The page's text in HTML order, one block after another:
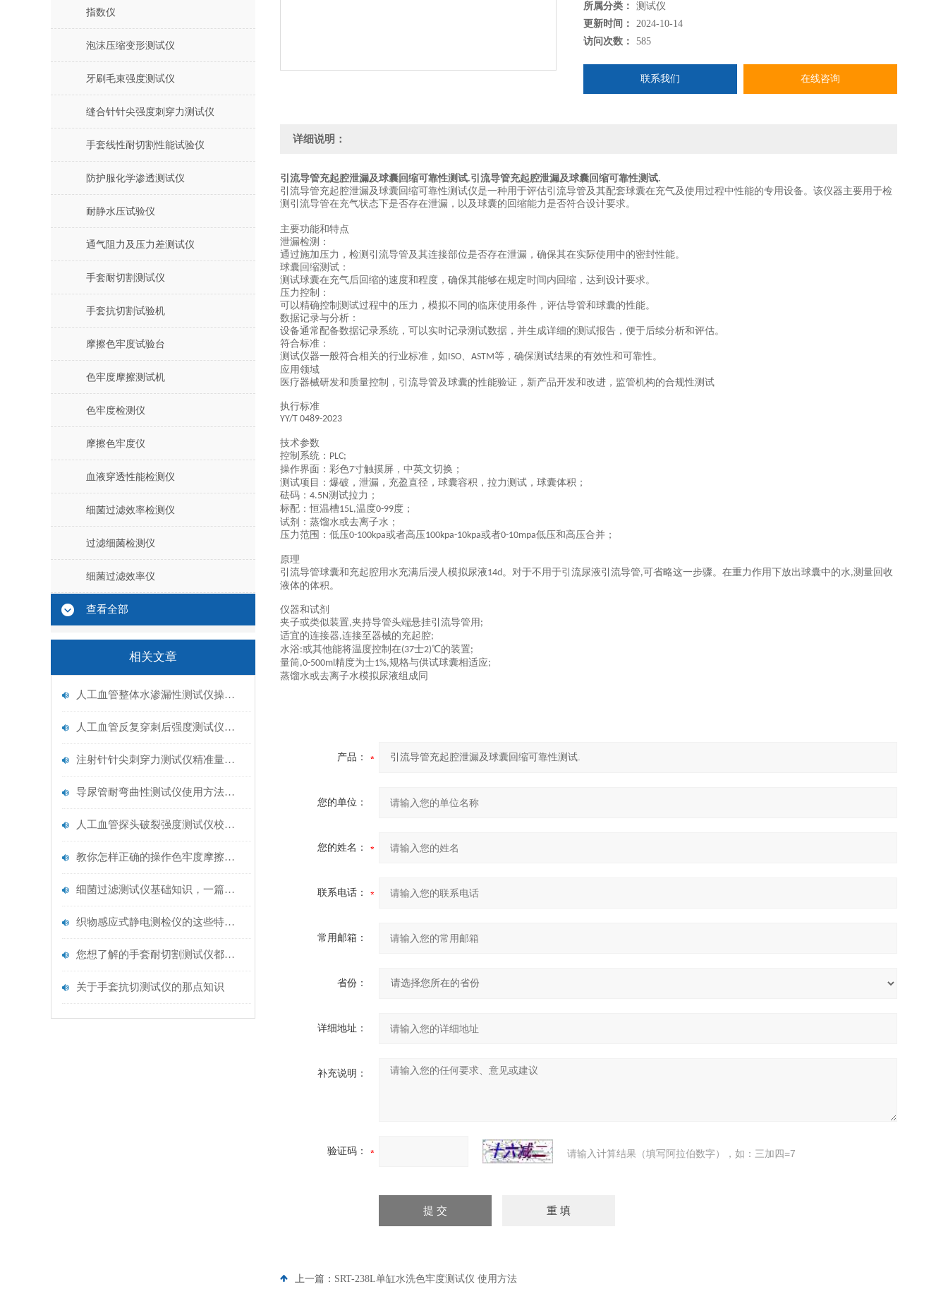
指数仪
泡沫压缩变形测试仪
牙刷毛束强度测试仪
缝合针针尖强度刺穿力测试仪
手套线性耐切割性能试验仪
防护服化学渗透测试仪
耐静水压试验仪
通气阻力及压力差测试仪
手套耐切割测试仪
手套抗切割试验机
摩擦色牢度试验台
色牢度摩擦测试机
色牢度检测仪
摩擦色牢度仪
血液穿透性能检测仪
细菌过滤效率检测仪
过滤细菌检测仪
细菌过滤效率仪
查看全部
相关文章
人工血管整体水渗漏性测试仪操作中最容易出错的步骤
人工血管反复穿刺后强度测试仪是什么？透析患者的“生命管“质量靠它把关！
注射针针尖刺穿力测试仪精准量化针尖锋利度，构筑临床安全防线
导尿管耐弯曲性测试仪使用方法与操作规范
人工血管探头破裂强度测试仪校准规范：精准赋能医疗安全的技术基准
教你怎样正确的操作色牢度摩擦测试机
细菌过滤测试仪基础知识，一篇搞定
织物感应式静电测检仪的这些特点很少有人都知道
您想了解的手套耐切割测试仪都在这里了
关于手套抗切测试仪的那点知识
所属分类：
测试仪
更新时间：
2024-10-14
访问次数：
585
联系我们 在线咨询
详细说明：
引流导管充起腔泄漏及球囊回缩可靠性测试.引流导管充起腔泄漏及球囊回缩可靠性测试.
引流导管充起腔泄漏及球囊回缩可靠性测试仪是一种用于评估引流导管及其配套球囊在充气及使用过程中性能的专用设备。该仪器主要用于检
测引流导管在充气状态下是否存在泄漏，以及球囊的回缩能力是否符合设计要求。
主要功能和特点
泄漏检测：
通过施加压力，检测引流导管及其连接部位是否存在泄漏，确保其在实际使用中的密封性能。
球囊回缩测试：
测试球囊在充气后回缩的速度和程度，确保其能够在规定时间内回缩，达到设计要求。
压力控制：
可以精确控制测试过程中的压力，模拟不同的临床使用条件，评估导管和球囊的性能。
数据记录与分析：
设备通常配备数据记录系统，可以实时记录测试数据，并生成详细的测试报告，便于后续分析和评估。
符合标准：
测试仪器一般符合相关的行业标准，如ISO、 ASTM等，确保测试结果的有效性和可靠性。
应用领域
医疗器械研发和质量控制 ， 引流导管及球囊的性能验证 ， 新产品开发和改进 ， 监管机构的合规性测试
执行标准
YY/T 0489-2023
技术参数
控制系统： PLC;
操作界面：彩色7寸触摸屏，中英文切换；
测试项目：爆破，泄漏，充盈直径，球囊容积，拉力测试，球囊体积；
砝码： 4.5N测试拉力；
标配：恒温槽15L,温度0-99度；
试剂：蒸馏水或去离子水；
压力范围：低压0-100kpa或者高压100kpa-10kpa或者0-10mpa低压和高压合并；
原理
引流导管球囊和充起腔用水充满后浸人模拟尿液14d。对于不用于引流尿液引流导管,可省略这一步骤。在重力作用下放出球囊中的水,测量回收
液体的体积。
仪器和试剂
夹子或类似装置,夹持导管头端悬挂引流导管用 ;
适宜的连接器,连接至器械的充起腔;
水浴:或其他能将温度控制在(37士2)℃的装置;
量筒,0-500ml精度为士1%,规格与供试球囊相适应;
蒸馏水或去离子水模拟尿液组成同
产品：
您的单位：
您的姓名：
联系电话：
常用邮箱：
省份：
详细地址：
补充说明：
验证码： 请输入计算结果（填写阿拉伯数字），如：三加四=7
上一篇： SRT-238L单缸水洗色牢度测试仪 使用方法